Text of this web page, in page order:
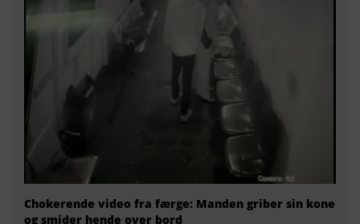
Chokerende video fra færge: Manden griber sin kone
og smider hende over bord